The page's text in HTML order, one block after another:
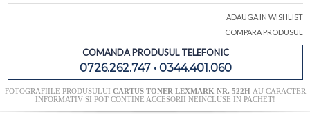
ADAUGA IN WISHLIST
COMPARA PRODUSUL
COMANDA PRODUSUL TELEFONIC
0726.262.747 • 0344.401.060
FOTOGRAFIILE PRODUSULUI CARTUS TONER LEXMARK NR. 522H AU CARACTER
INFORMATIV SI POT CONTINE ACCESORII NEINCLUSE IN PACHET!